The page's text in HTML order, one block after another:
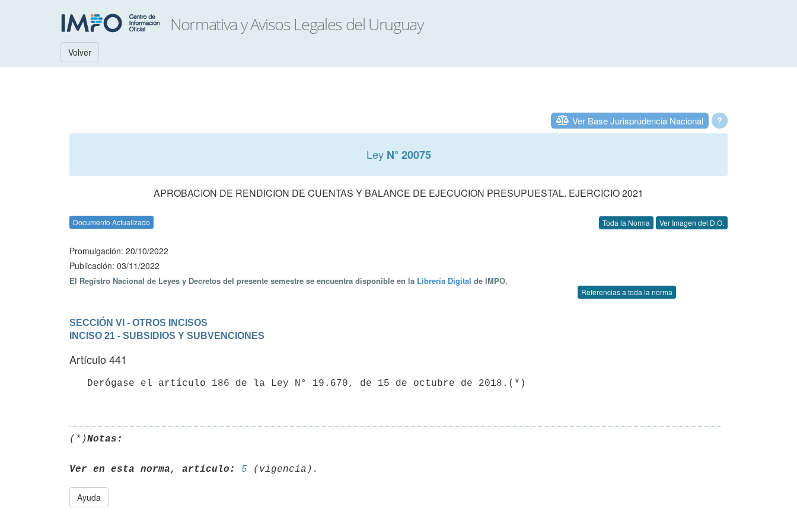
Volver
?
Ver Base Jurisprudencia Nacional
Ley N° 20075
APROBACION DE RENDICION DE CUENTAS Y BALANCE DE EJECUCION PRESUPUESTAL. EJERCICIO 2021
Documento Actualizado Toda la Norma Ver Imagen del D.O.
Promulgación: 20/10/2022
Publicación: 03/11/2022
El Registro Nacional de Leyes y Decretos del presente semestre se encuentra disponible en la Librería Digital de IMPO.
Referencias a toda la norma
SECCIÓN VI - OTROS INCISOS
INCISO 21 - SUBSIDIOS Y SUBVENCIONES
Artículo 441
(*)Notas:
Ver en esta norma, artículo: 5
Ayuda